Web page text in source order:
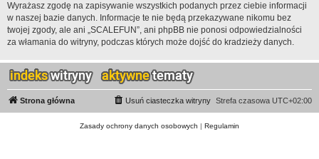
Wyrażasz zgodę na zapisywanie wszystkich podanych przez ciebie informacji
w naszej bazie danych. Informacje te nie będą przekazywane nikomu bez
twojej zgody, ale ani „SCALEFUN”, ani phpBB nie ponosi odpowiedzialności
za włamania do witryny, podczas których może dojść do kradzieży danych.
Strona główna Strefa czasowa UTC+02:00
Usuń ciasteczka witryny
Zasady ochrony danych osobowych | Regulamin